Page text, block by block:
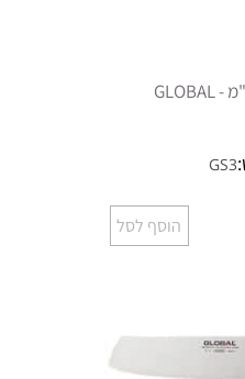
GS3
הוסף לסל